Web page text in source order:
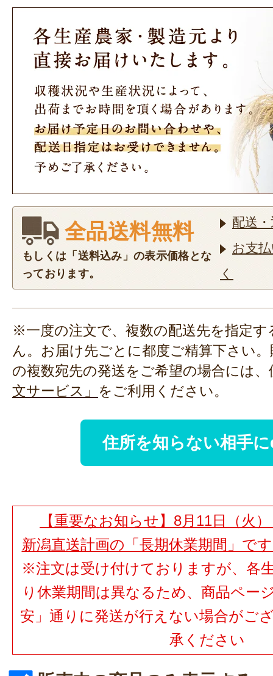
全品送料無料
もしくは「送料込み」の表示価格とな
っております。
配送
お支
く
※一度の注文で、複数の配送先を指定
ん。お届け先ごとに都度ご精算下さい
の複数宛先の発送をご希望の場合には、
文サービス」 をご利用ください。
住所を知らない相手
【重要なお知らせ】8月11日（火
新潟直送計画の「長期休業期間」で
※注文は受け付けておりますが、各
り休業期間は異なるため、商品ペー
安」通りに発送が行えない場合がご
承ください